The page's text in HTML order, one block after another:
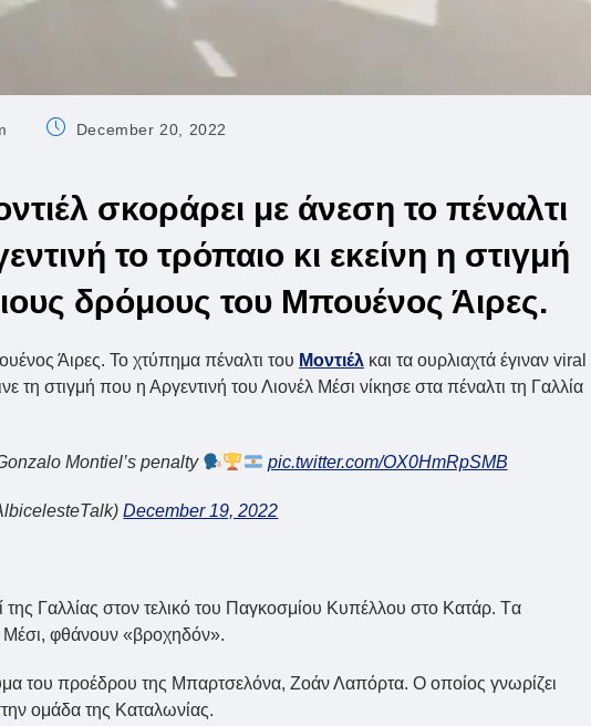
PostDecember 20, 2022
σκοράρει με άνεση το πέναλτι
το τρόπαιο κι εκείνη η στιγμή
δρόμους του Μπουένος Άιρες.
Άιρες. Το χτύπημα πέναλτι του Μοντιέλ και τα ουρλιαχτά έγιναν viral
τη στιγμή που η Αργεντινή του Λιονέλ Μέσι νίκησε στα πέναλτι τη Γαλλία
Montiel’s penalty pic.twitter.com/OX0HmRpSMB
December 19, 2022
της Γαλλίας στον τελικό του Παγκοσμίου Κυπέλλου στο Κατάρ. Tα
Μέσι, φθάνουν «βροχηδόν».
του προέδρου της Μπαρτσελόνα, Ζοάν Λαπόρτα. O οποίος γνωρίζει
ομάδα της Καταλωνίας.